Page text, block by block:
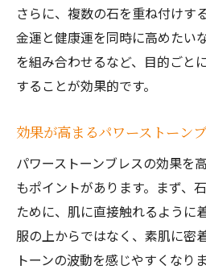
さらに、複数の石を重ね付けす
金運と健康運を同時に高めたい
を組み合わせるなど、目的ごと
することが効果的です。
効果が高まるパワーストーン
パワーストーンブレスの効果を
もポイントがあります。まず、
ために、肌に直接触れるように
服の上からではなく、素肌に密
トーンの波動を感じやすくなりま